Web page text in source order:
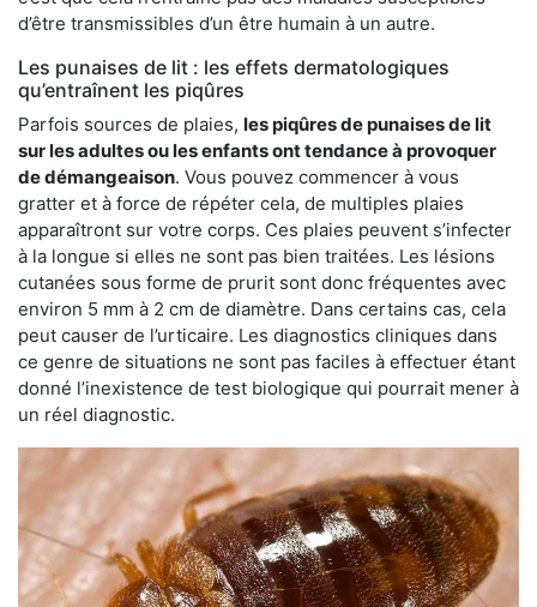
d’être transmissibles d’un être humain à un autre.
Les punaises de lit : les effets dermatologiques
qu’entraînent les piqûres
Parfois sources de plaies, les piqûres de punaises de lit
sur les adultes ou les enfants ont tendance à provoquer
de démangeaison. Vous pouvez commencer à vous
gratter et à force de répéter cela, de multiples plaies
apparaîtront sur votre corps. Ces plaies peuvent s’infecter
à la longue si elles ne sont pas bien traitées. Les lésions
cutanées sous forme de prurit sont donc fréquentes avec
environ 5 mm à 2 cm de diamètre. Dans certains cas, cela
peut causer de l’urticaire. Les diagnostics cliniques dans
ce genre de situations ne sont pas faciles à effectuer étant
donné l’inexistence de test biologique qui pourrait mener à
un réel diagnostic.